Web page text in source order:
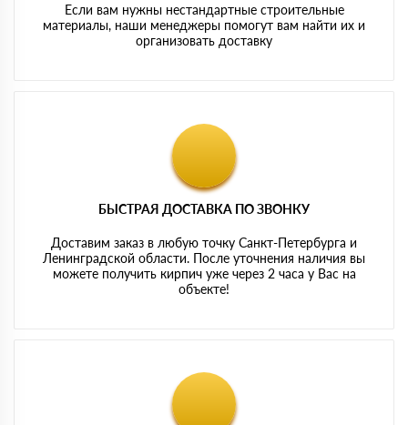
Если вам нужны нестандартные строительные
материалы, наши менеджеры помогут вам найти их и
организовать доставку
БЫСТРАЯ ДОСТАВКА ПО ЗВОНКУ
Доставим заказ в любую точку Санкт-Петербурга и
Ленинградской области. После уточнения наличия вы
можете получить кирпич уже через 2 часа у Вас на
объекте!